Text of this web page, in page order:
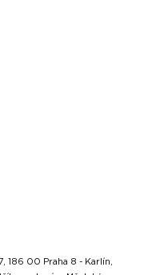
186 00 Praha 8 - Karlín,